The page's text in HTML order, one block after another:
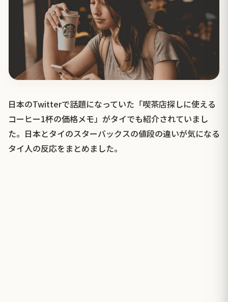
日本のTwitterで話題になっていた「喫茶店探しに使える
コーヒー1杯の価格メモ」がタイでも紹介されていまし
た。日本とタイのスターバックスの値段の違いが気になる
タイ人の反応をまとめました。